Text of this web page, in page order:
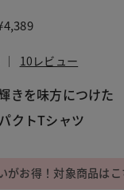
4,389
10レビュー
きを味方につけた
クトTシャツ
がお得！対象商品はこ
LINE X メール